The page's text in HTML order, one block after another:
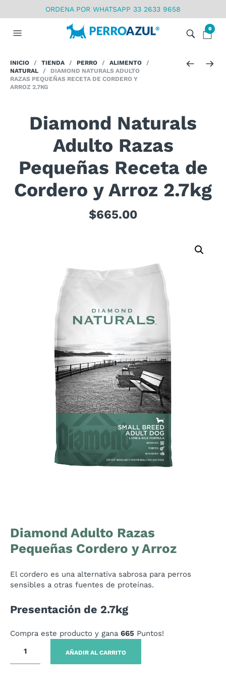
ORDENA POR WHATSAPP 33 2633 9658
0
INICIO / TIENDA / PERRO / ALIMENTO /
NATURAL / DIAMOND NATURALS ADULTO
RAZAS PEQUEÑAS RECETA DE CORDERO Y
ARROZ 2.7KG
Diamond Naturals
Adulto Razas
Pequeñas Receta de
Cordero y Arroz 2.7kg
$665.00
Diamond Adulto Razas
Pequeñas Cordero y Arroz
El cordero es una alternativa sabrosa para perros
sensibles a otras fuentes de proteínas.
Presentación de 2.7kg
Compra este producto y gana 665 Puntos!
AÑADIR AL CARRITO